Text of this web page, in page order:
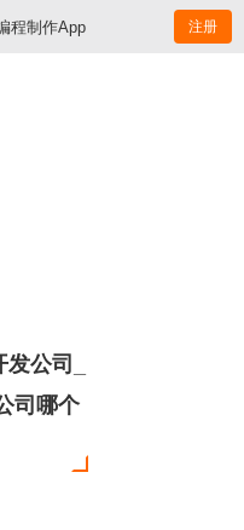
程制作App 注册
公司_
司哪个